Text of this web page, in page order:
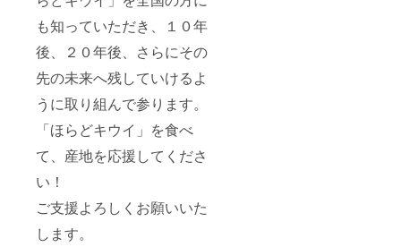
も知っていただき、１０年
後、２０年後、さらにその
先の未来へ残していけるよ
うに取り組んで参ります。
「ほらどキウイ」を食べ
て、産地を応援してくださ
い！
ご支援よろしくお願いいた
します。